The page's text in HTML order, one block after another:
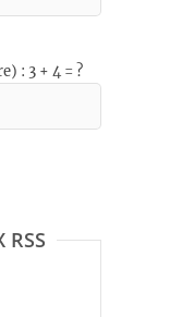
: 3 + 4 = ?
RSS